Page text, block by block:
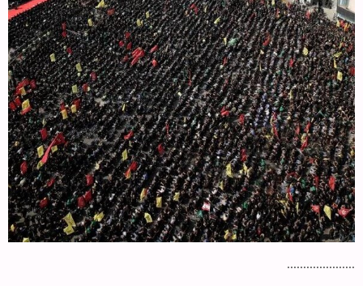
.....................